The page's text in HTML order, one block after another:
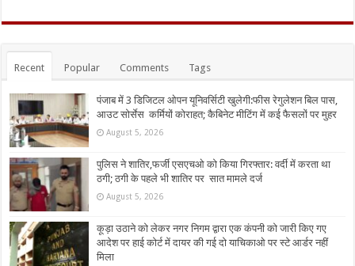
Recent Popular Comments Tags
पंजाब में 3 डिजिटल ओपन यूनिवर्सिटी खुलेगी:फीस रेगुलेशन बिल पास,
आउट सोर्सेस कर्मियों कोराहत; कैबिनेट मीटिंग में कई फैसलों पर मुहर
August 5, 2026
पुलिस ने शातिर,फर्जी एसएचओ को किया गिरफ्तार: वर्दी में करता था
ठगी; ठगी के पहले भी शातिर पर सात मामले दर्ज
August 5, 2026
कूड़ा उठाने को लेकर नगर निगम द्वारा एक कंपनी को जारी किए गए
आदेश पर हाई कोर्ट में दायर की गई दो याचिकाओ पर स्टे आर्डर नहीं
मिला